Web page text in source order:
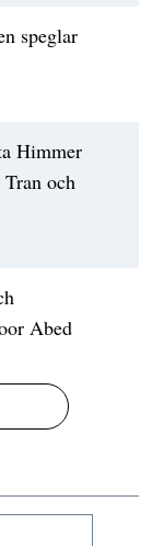
speglar
Himmer
och
Abed